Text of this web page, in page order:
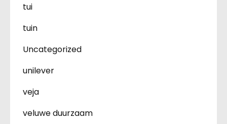
tui
tuin
Uncategorized
unilever
veja
veluwe duurzaam